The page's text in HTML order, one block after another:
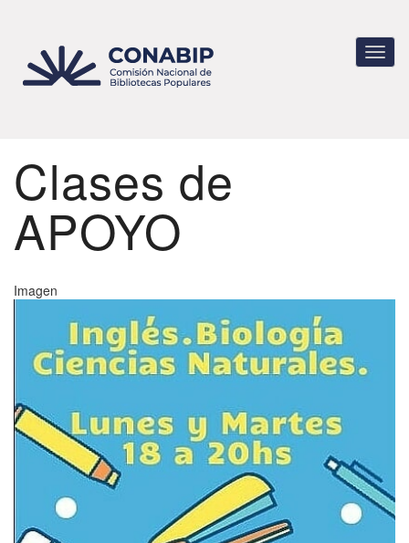
contenido
principal
Clases de
APOYO
Imagen